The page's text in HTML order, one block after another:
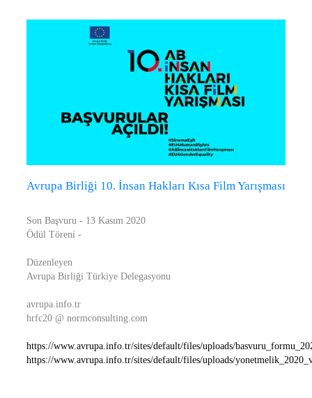
Avrupa Birliği 10. İnsan Hakları Kısa Film Yarışması
Son Başvuru - 13 Kasım 2020
Ödül Töreni -
Düzenleyen
Avrupa Birliği Türkiye Delegasyonu
avrupa.info.tr
hrfc20 @ normconsulting.com
https://www.avrupa.info.tr/sites/default/files/uploads/
https://www.avrupa.info.tr/sites/default/files/uploads/